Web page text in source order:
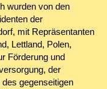
wurden von den
der
mit Repräsentanten
Lettland, Polen,
Förderung und
der
gegenseitigen